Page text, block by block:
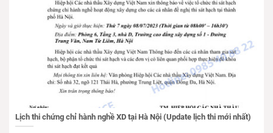
Lịch thi chứng chỉ hành nghề XD tại Hà Nội (Update lịch thi mới nhất)